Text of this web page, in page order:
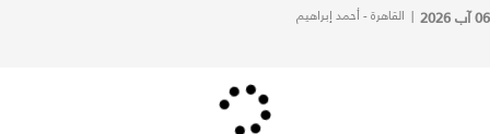
06 آب 2026 | القاهرة - أحمد إبراهيم